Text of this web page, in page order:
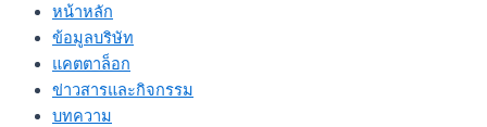
หน้าหลัก
ข้อมูลบริษัท
แคตตาล็อก
ข่าวสารและกิจกรรม
บทความ